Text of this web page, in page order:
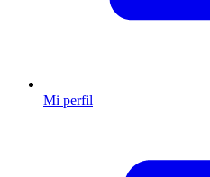
Mi perfil